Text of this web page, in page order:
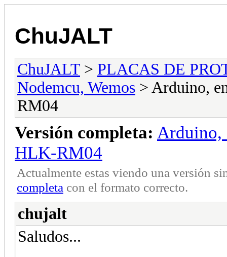
ChuJALT
ChuJALT > PLACAS DE
Nodemcu, Wemos > Arduino,
RM04
Versión completa: Arduino,
HLK-RM04
Actualmente estas viendo una versión
completa con el formato correcto.
chujalt
Saludos...